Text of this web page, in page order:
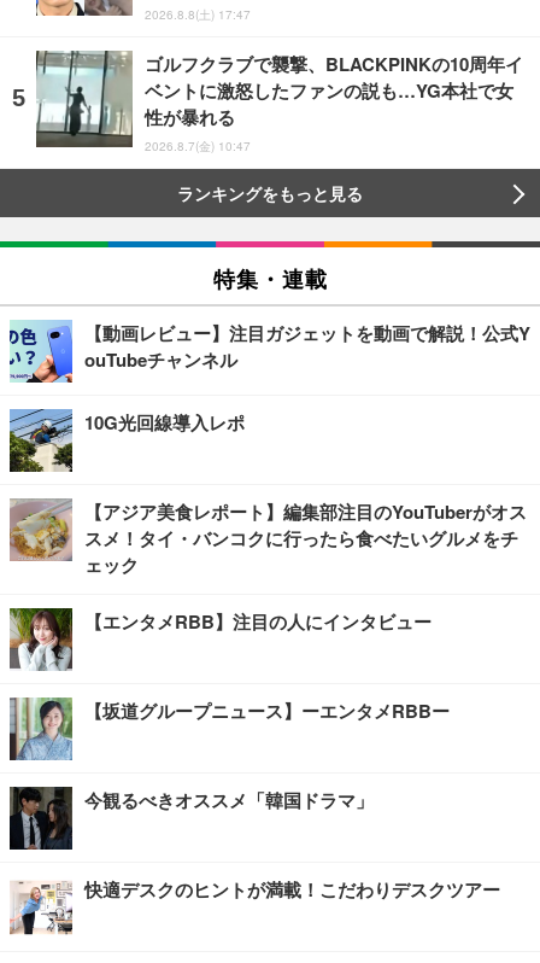
2026.8.8(土) 17:47
ゴルフクラブで襲撃、BLACKPINKの10周年イ
ベントに激怒したファンの説も…YG本社で女
性が暴れる
2026.8.7(金) 10:47
ランキングをもっと見る
特集・連載
【動画レビュー】注目ガジェットを動画で解説！公式Y
ouTubeチャンネル
10G光回線導入レポ
【アジア美食レポート】編集部注目のYouTuberがオス
スメ！タイ・バンコクに行ったら食べたいグルメをチ
ェック
【エンタメRBB】注目の人にインタビュー
【坂道グループニュース】ーエンタメRBBー
今観るべきオススメ「韓国ドラマ」
快適デスクのヒントが満載！こだわりデスクツアー